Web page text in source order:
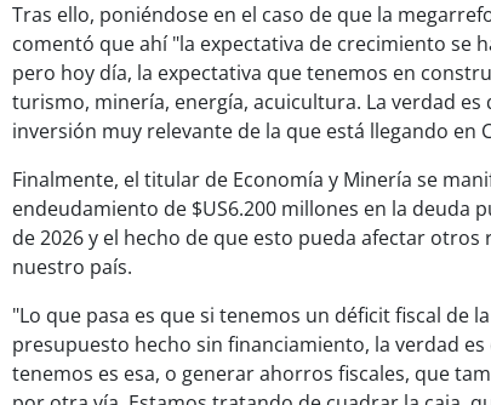
Tras ello, poniéndose en el caso de que la
comentó que ahí "la expectativa de crecimiento se
pero hoy día, la expectativa que tenemos en
turismo, minería, energía, acuicultura. La verdad es
inversión muy relevante de la que está llegando en
Finalmente, el titular de Economía y Minería se
endeudamiento de $US6.200 millones en la deuda
de 2026 y el hecho de que esto pueda afectar
nuestro país.
"Lo que pasa es que si tenemos un déficit fiscal de
presupuesto hecho sin financiamiento, la verdad
tenemos es esa, o generar ahorros fiscales, que